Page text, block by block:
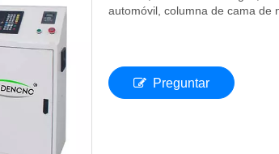
automóvil, columna de cama de
Preguntar